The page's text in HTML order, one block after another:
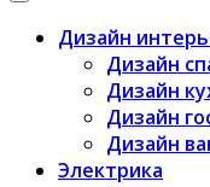
Дизайн
Дизайн
Дизайн
Дизайн
Дизайн
Электрика